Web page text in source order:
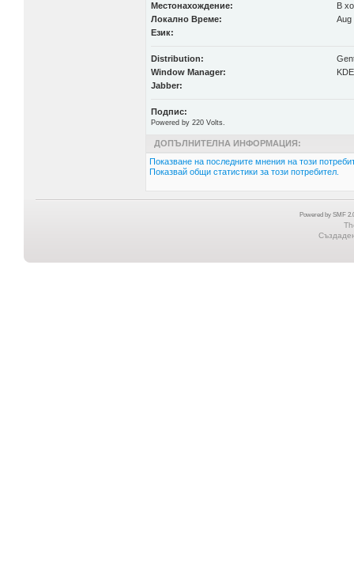
Местонахождение:
В
Локално Време:
Aug
Език:
Distribution:
Window Manager:
KDE
Jabber:
Подпис:
Powered by 220 Volts.
ДОПЪЛНИТЕЛНА ИНФОРМАЦИЯ:
Показване на последните мнения на този
Показвай общи статистики за този потребител.
Powered by SMF